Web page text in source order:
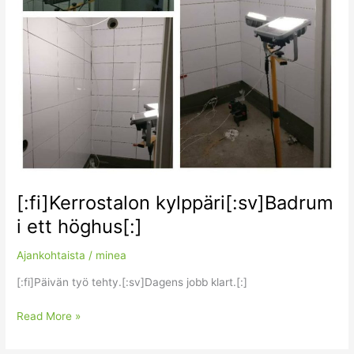
[:fi]Kerrostalon kylppäri[:sv]Badrum
i ett höghus[:]
Ajankohtaista / minea
[:fi]Päivän työ tehty.[:sv]Dagens jobb klart.[:]
Read More »